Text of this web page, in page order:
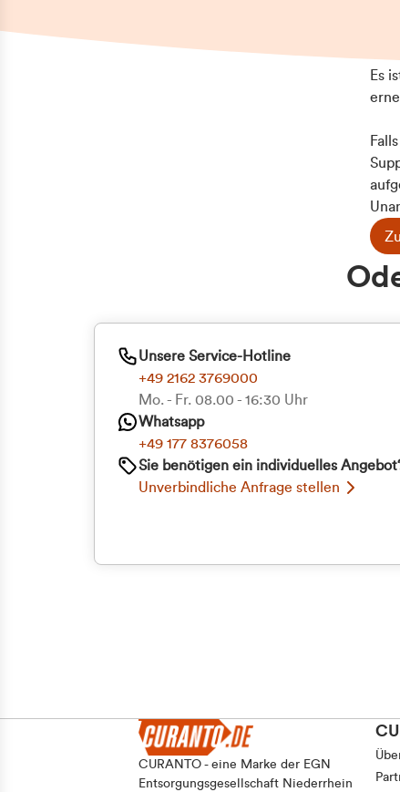
Es
Unsere Service-Hotline
+49 2162 3769000
Mo. - Fr. 08.00 - 16:30 Uhr
Whatsapp
+49 177 8376058
Sie benötigen ein individuelles
Unverbindliche Anfrage stellen
CURANTO - eine Marke der EGN
Entsorgungsgesellschaft Niederrhein